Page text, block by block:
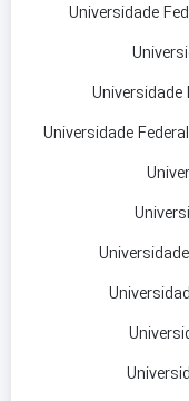
Universidade
Universidade
Universidade